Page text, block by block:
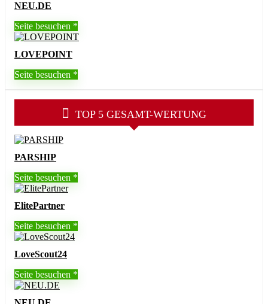
NEU.DE
Seite besuchen
LOVEPOINT
Seite besuchen
TOP 5 GESAMT-WERTUNG
PARSHIP
Seite besuchen
ElitePartner
Seite besuchen
LoveScout24
Seite besuchen